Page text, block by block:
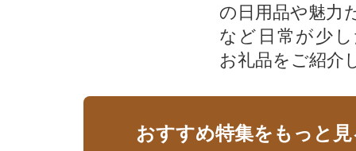
の日用品や魅力
など日常が少
お礼品をご紹介
おすすめ特集をもっと